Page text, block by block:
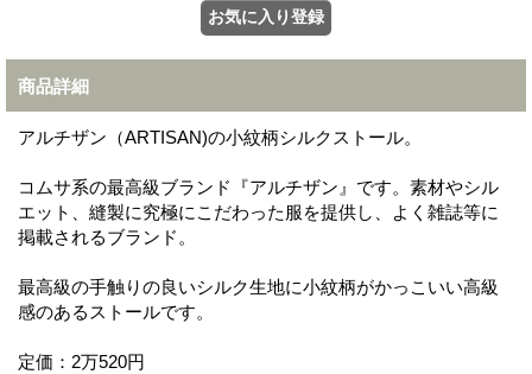
商品詳細
アルチザン（ARTISAN)の小紋柄シルクストール。
コムサ系の最高級ブランド『アルチザン』です。素材やシル
エット、縫製に究極にこだわった服を提供し、よく雑誌等に
掲載されるブランド。
最高級の手触りの良いシルク生地に小紋柄がかっこいい高級
感のあるストールです。
定価：2万520円